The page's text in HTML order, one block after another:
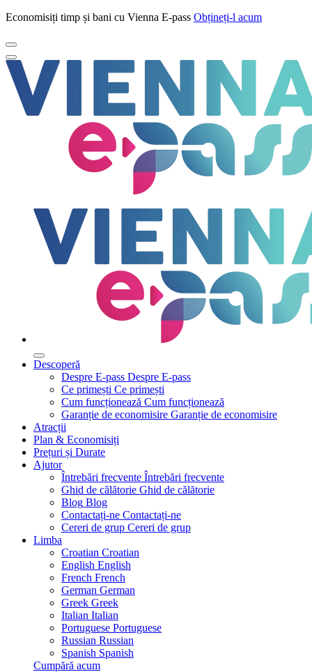
Economisiți timp și bani cu Vienna E-pass Obțineți-l acum
Descoperă
Despre E-pass Despre E-pass
Ce primești Ce primești
Cum funcționează Cum funcționează
Garanție de economisire Garanție de economisire
Atracții
Plan & Economisiți
Prețuri și Durate
Ajutor
Întrebări frecvente Întrebări frecvente
Ghid de călătorie Ghid de călătorie
Blog Blog
Contactați-ne Contactați-ne
Cereri de grup Cereri de grup
Limba
Croatian Croatian
English English
French French
German German
Greek Greek
Italian Italian
Portuguese Portuguese
Russian Russian
Spanish Spanish
Cumpără acum